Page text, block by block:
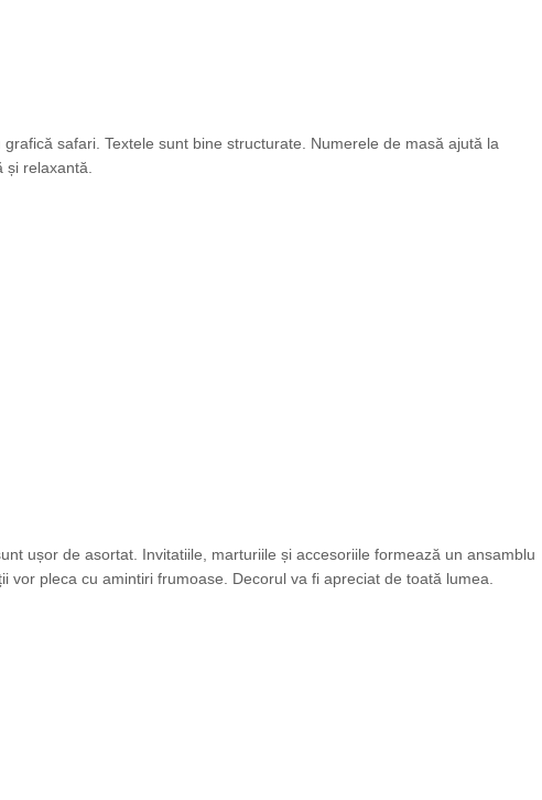
safari. Textele sunt bine structurate. Numerele de masă ajută la
și relaxantă.
ușor de asortat. Invitatiile, marturiile și accesoriile formează un ansamblu
pleca cu amintiri frumoase. Decorul va fi apreciat de toată lumea.